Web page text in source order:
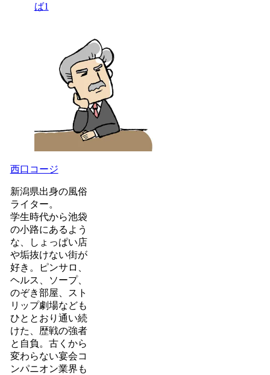
ば1
西口コージ
新潟県出身の風俗
ライター。
学生時代から池袋
の小路にあるよう
な、しょっぱい店
や垢抜けない街が
好き。ピンサロ、
ヘルス、ソープ、
のぞき部屋、スト
リップ劇場なども
ひととおり通い続
けた、歴戦の強者
と自負。古くから
変わらない宴会コ
ンパニオン業界も